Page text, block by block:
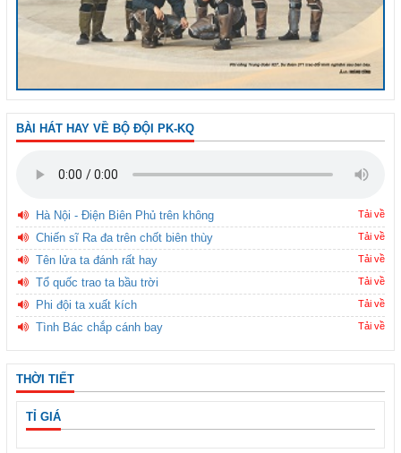
BÀI HÁT HAY VỀ BỘ ĐỘI PK-KQ
Hà Nội - Điện Biên Phủ trên không Tải về
Chiến sĩ Ra đa trên chốt biên thùy Tải về
Tên lửa ta đánh rất hay Tải về
Tổ quốc trao ta bầu trời Tải về
Phi đội ta xuất kích Tải về
Tình Bác chắp cánh bay Tải về
THỜI TIẾT
TỈ GIÁ